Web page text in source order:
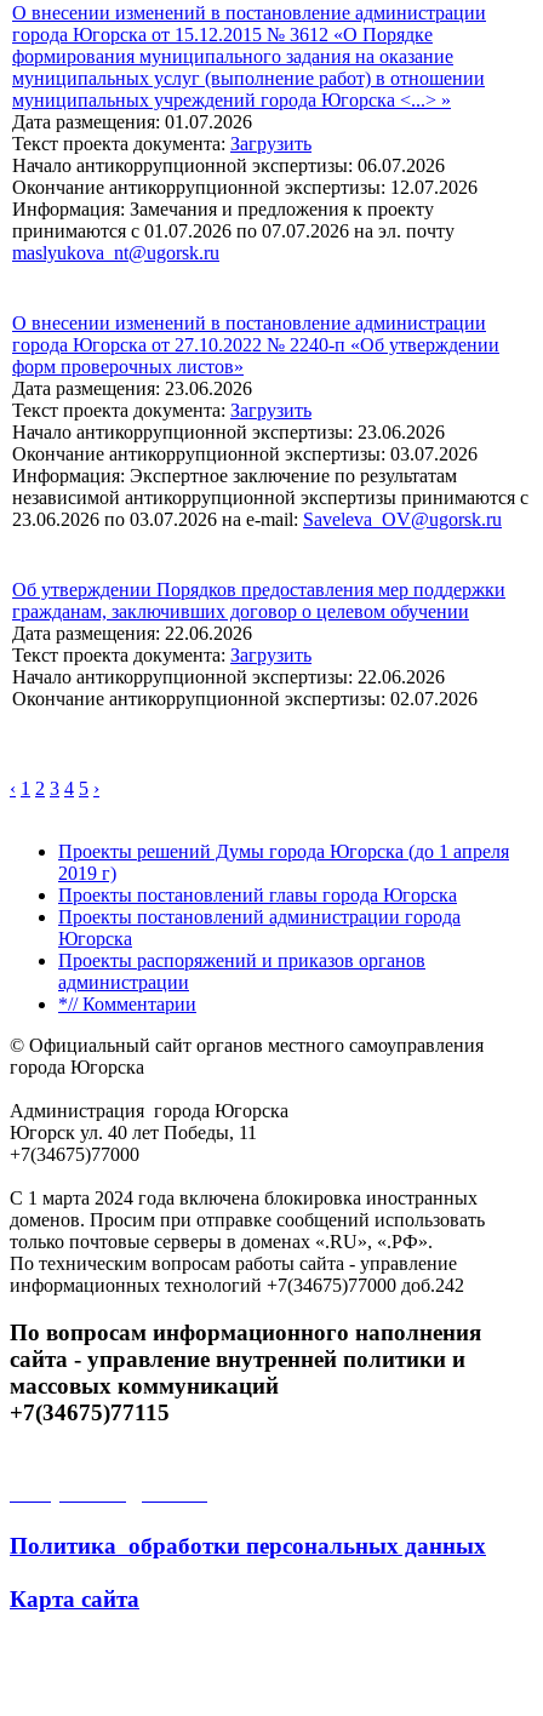
О внесении изменений в постановление администрации
города Югорска от 15.12.2015 № 3612 «О Порядке
формирования муниципального задания на оказание
муниципальных услуг (выполнение работ) в отношении
муниципальных учреждений города Югорска <...> »
Дата размещения: 01.07.2026
Текст проекта документа: Загрузить
Начало антикоррупционной экспертизы: 06.07.2026
Окончание антикоррупционной экспертизы: 12.07.2026
Информация: Замечания и предложения к проекту
принимаются с 01.07.2026 по 07.07.2026 на эл. почту
maslyukova_nt@ugorsk.ru
О внесении изменений в постановление администрации
города Югорска от 27.10.2022 № 2240-п «Об утверждении
форм проверочных листов»
Дата размещения: 23.06.2026
Текст проекта документа: Загрузить
Начало антикоррупционной экспертизы: 23.06.2026
Окончание антикоррупционной экспертизы: 03.07.2026
Информация: Экспертное заключение по результатам
независимой антикоррупционной экспертизы принимаются с
23.06.2026 по 03.07.2026 на e-mail: Saveleva_OV@ugorsk.ru
Об утверждении Порядков предоставления мер поддержки
гражданам, заключивших договор о целевом обучении
Дата размещения: 22.06.2026
Текст проекта документа: Загрузить
Начало антикоррупционной экспертизы: 22.06.2026
Окончание антикоррупционной экспертизы: 02.07.2026
‹ 1 2 3 4 5 ›
Проекты решений Думы города Югорска (до 1 апреля
2019 г)
Проекты постановлений главы города Югорска
Проекты постановлений администрации города
Югорска
Проекты распоряжений и приказов органов
администрации
*// Комментарии
© Официальный сайт органов местного самоуправления
города Югорска
Администрация города Югорска
Югорск ул. 40 лет Победы, 11
+7(34675)77000
С 1 марта 2024 года включена блокировка иностранных
доменов. Просим при отправке сообщений использовать
только почтовые серверы в доменах «.RU», «.РФ».
По техническим вопросам работы сайта - управление
информационных технологий +7(34675)77000 доб.242
По вопросам информационного наполнения
сайта - управление внутренней политики и
массовых коммуникаций
+7(34675)77115
Политика обработки персональных данных
Карта сайта